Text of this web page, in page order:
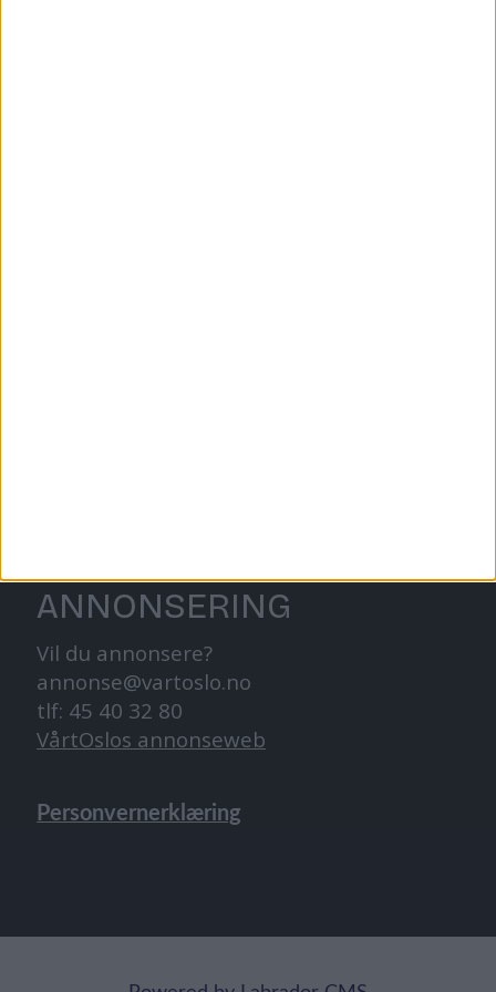
ANNONSERING
Vil du annonsere?
annonse@vartoslo.no
tlf: 45 40 32 80
VårtOslos annonseweb
Personvernerklæring